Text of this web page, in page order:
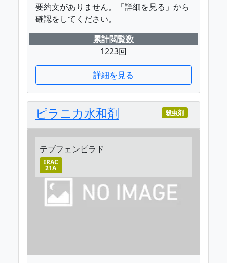
要約文がありません。「詳細を見る」から
確認をしてください。
累計閲覧数
1223回
詳細を見る
ピラニカ水和剤 殺虫剤
テブフェンピラド
IRAC
21A